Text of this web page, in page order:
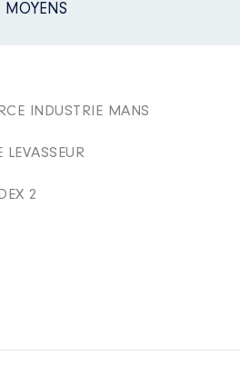
MOYENS
INDUSTRIE MANS
LEVASSEUR
2